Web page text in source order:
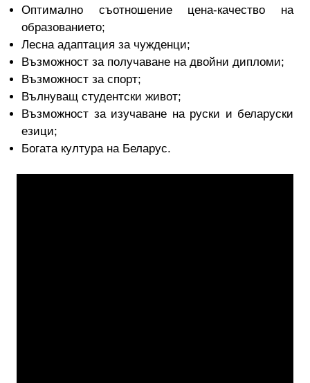
Оптимално съотношение цена-качество на
образованието;
Лесна адаптация за чужденци;
Възможност за получаване на двойни дипломи;
Възможност за спорт;
Вълнуващ студентски живот;
Възможност за изучаване на руски и беларуски
езици;
Богата култура на Беларус.